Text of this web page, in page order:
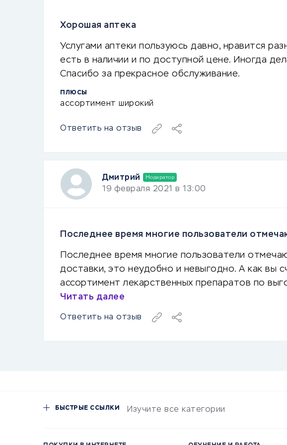
Хорошая аптека
Услугами аптеки пользуюсь давно, нравится
есть в наличии и по доступной цене. Иногда
Спасибо за прекрасное обслуживание.
ПЛЮСЫ
ассортимент широкий
Ответить на отзыв
Дмитрий Модератор
19 февраля 2021 в 13:00
Последнее время многие пользователи
Последнее время многие пользователи
доставки, это неудобно и невыгодно. А как вы
ассортимент лекарственных препаратов по
Читать далее
Ответить на отзыв
БЫСТРЫЕ ССЫЛКИ Изучите все категории